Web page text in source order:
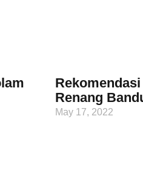
Renang
May 17, 2022